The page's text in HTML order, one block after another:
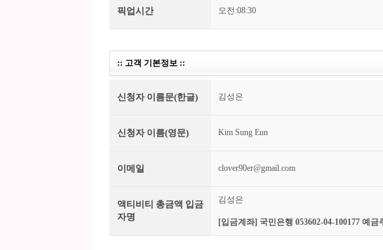
픽업시간 오전:08:30
:: 고객 기본정보 ::
신청자 이름문(한글) 김성은
신청자 이름(영문) Kim Sung Eun
이메일 clover90er@gmail.com
액티비티 총금액 입금
자명
김성은
[입금계좌] 국민은행 053602-04-100177 예금